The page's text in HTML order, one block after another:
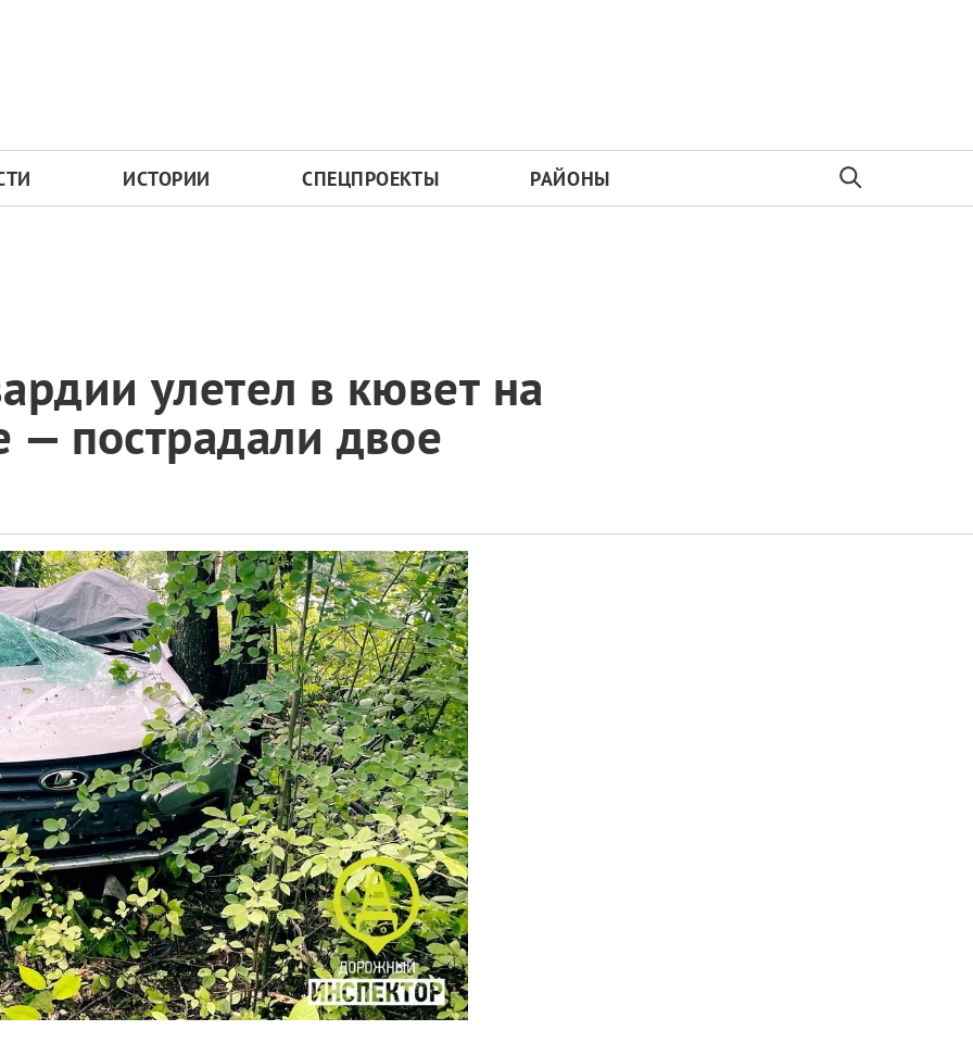
ИСТОРИИ СПЕЦПРОЕКТЫ РАЙОНЫ
улетел в кювет на
— пострадали двое